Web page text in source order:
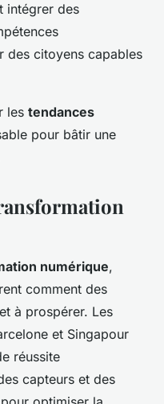
intégrer des
des citoyens capables
les tendances
pour bâtir une
numérique,
comment des
à prospérer. Les
et Singapour
réussite
capteurs et des